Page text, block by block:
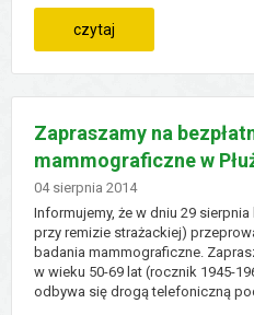
czytaj
wakacyjne
świetlicowe
w
mgowie
Zapraszamy na
mammograficzne w
Dodano
04 sierpnia 2014
Informujemy, że w dniu 29
przy remizie strażackiej)
badania mammograficzne.
w wieku 50-69 lat (rocznik 1945-
odbywa się drogą telefoniczną pod